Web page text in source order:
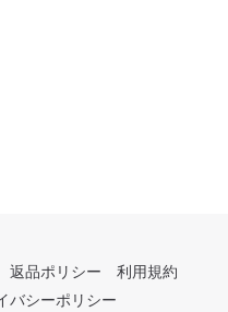
返品ポリシー
利用規約
バシーポリシー